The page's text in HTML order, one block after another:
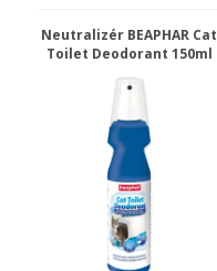
Neutralizér BEAPHAR Cat
Toilet Deodorant 150ml